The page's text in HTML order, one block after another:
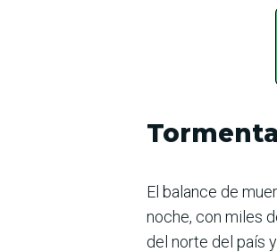
El balance de
noche, con miles
del norte del país